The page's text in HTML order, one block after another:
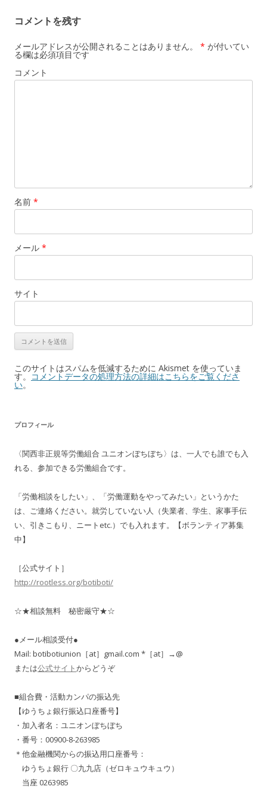
ー
シ
ョ
ン
コメントを残す
メールアドレスが公開されることはありません。 * が付いてい
る欄は必須項目です
コメント
名前 *
メール *
サイト
このサイトはスパムを低減するために Akismet を使っていま
す。 コメントデータの処理方法の詳細はこちらをご覧くださ
い。
プロフィール
〈関西非正規等労働組合 ユニオンぼちぼち〉は、一人でも誰でも入
れる、参加できる労働組合です。
「労働相談をしたい」、「労働運動をやってみたい」というかた
は、ご連絡ください。就労していない人（失業者、学生、家事手伝
い、引きこもり、ニートetc.）でも入れます。【ボランティア募集
中】
［公式サイト］
http://rootless.org/botiboti/
☆★相談無料 秘密厳守★☆
●メール相談受付●
Mail: botibotiunion［at］gmail.com *［at］→@
または公式サイトからどうぞ
■組合費・活動カンパの振込先
【ゆうちょ銀行振込口座番号】
・加入者名：ユニオンぼちぼち
・番号：00900-8-263985
＊他金融機関からの振込用口座番号：
ゆうちょ銀行 〇九九店（ゼロキュウキュウ）
当座 0263985